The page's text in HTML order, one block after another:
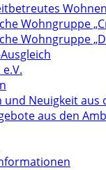
Wohngruppe
Wohngruppe
Neuigkeit aus
aus den